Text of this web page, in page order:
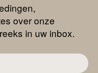
over onze
in uw inbox.